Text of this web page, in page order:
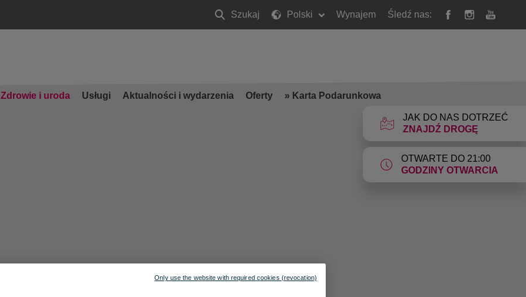
Szukaj
Szukaj
Polski Wynajem Śledź nas:
JAK DO NAS DOTRZEĆ
ZNAJDŹ DROGĘ
OTWARTE DO 21:00
GODZINY OTWARCIA
Zdrowie i uroda Usługi Aktualności i wydarzenia Oferty » Karta Podarunkowa
Only use the website with required cookies (revocation)